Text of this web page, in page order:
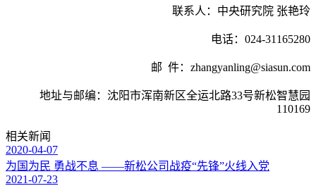
联系人：中央研究院 张艳玲
电话：024-31165280
邮 件：zhangyanling@siasun.com
地址与邮编：沈阳市浑南新区全运北路33号新松智慧园
110169
相关新闻
2020-04-07
为国为民 勇战不息 ——新松公司战疫“先锋”火线入党
2021-07-23